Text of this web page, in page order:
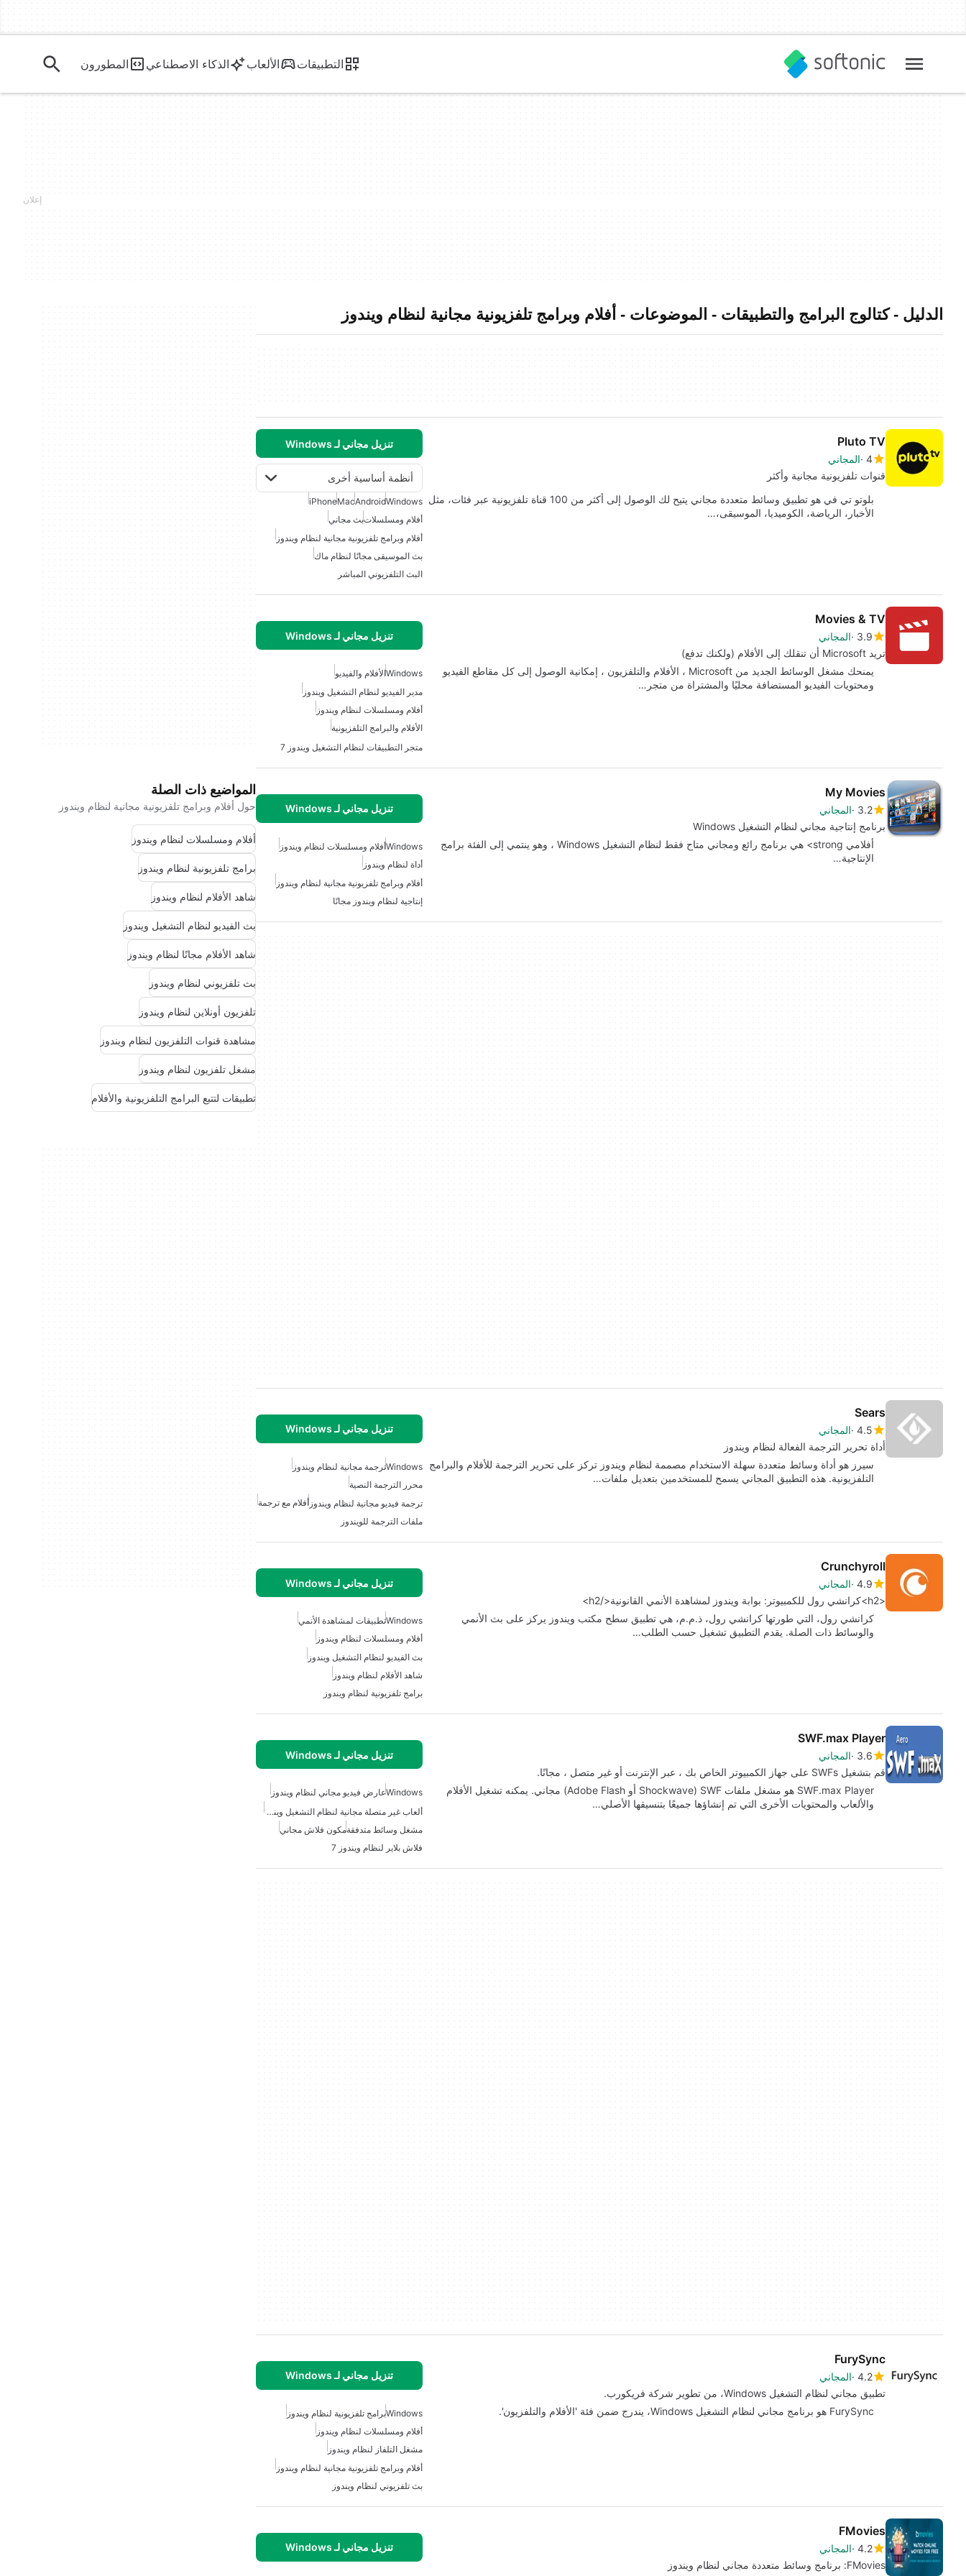
التطبيقات الألعاب الذكاء الاصطناعي المطورون
الدليل - كتالوج البرامج والتطبيقات - الموضوعات - أفلام وبرامج تلفزيونية مجانية لنظام ويندوز
Pluto TV
4 المجاني
قنوات تلفزيونية مجانية وأكثر
تنزيل مجاني لـ Windows
أنظمة أساسية أخرى
بلوتو تي في هو تطبيق وسائط متعددة مجاني يتيح لك الوصول إلى أكثر من 100 قناة تلفزيونية عبر فئات، مثل
الأخبار، الرياضة، الكوميديا، الموسيقى،…
Windows
Android
Mac
iPhone
أفلام ومسلسلاتبث مجاني
أفلام وبرامج تلفزيونية مجانية لنظام ويندوز
بث الموسيقى مجانًا لنظام ماك
البث التلفزيوني المباشر
Movies & TV
3.9 المجاني
تريد Microsoft أن تنقلك إلى الأفلام (ولكنك تدفع)
تنزيل مجاني لـ Windows
يمنحك مشغل الوسائط الجديد من Microsoft ، الأفلام والتلفزيون ، إمكانية الوصول إلى كل مقاطع الفيديو
ومحتويات الفيديو المستضافة محليًا والمشتراة من متجر…
Windowsالأفلام والفيديو
مدير الفيديو لنظام التشغيل ويندوز
أفلام ومسلسلات لنظام ويندوز
الأفلام والبرامج التلفزيونية
متجر التطبيقات لنظام التشغيل ويندوز 7
My Movies
3.2 المجاني
برنامج إنتاجية مجاني لنظام التشغيل Windows
تنزيل مجاني لـ Windows
أفلامي strong> هي برنامج رائع ومجاني متاح فقط لنظام التشغيل Windows ، وهو ينتمي إلى الفئة برامج
الإنتاجية…
Windowsأفلام ومسلسلات لنظام ويندوز
أداة لنظام ويندوز
أفلام وبرامج تلفزيونية مجانية لنظام ويندوز
إنتاجية لنظام ويندوز مجانًا
Sears
4.5 المجاني
أداة تحرير الترجمة الفعالة لنظام ويندوز
تنزيل مجاني لـ Windows
سيرز هو أداة وسائط متعددة سهلة الاستخدام مصممة لنظام ويندوز تركز على تحرير الترجمة للأفلام والبرامج
التلفزيونية. هذه التطبيق المجاني يسمح للمستخدمين بتعديل ملفات…
Windowsترجمة مجانية لنظام ويندوز
محرر الترجمة النصية
ترجمة فيديو مجانية لنظام ويندوز أفلام مع ترجمة
ملفات الترجمة للويندوز
Crunchyroll
4.9 المجاني
<h2>كرانشي رول للكمبيوتر: بوابة ويندوز لمشاهدة الأنمي القانونية</h2>
تنزيل مجاني لـ Windows
كرانشي رول، التي طورتها كرانشي رول، ذ.م.م، هي تطبيق سطح مكتب ويندوز يركز على بث الأنمي
والوسائط ذات الصلة. يقدم التطبيق تشغيل حسب الطلب…
Windowsتطبيقات لمشاهدة الأنمي
أفلام ومسلسلات لنظام ويندوز
بث الفيديو لنظام التشغيل ويندوز
شاهد الأفلام لنظام ويندوز
برامج تلفزيونية لنظام ويندوز
SWF.max Player
3.6 المجاني
قم بتشغيل SWFs على جهاز الكمبيوتر الخاص بك ، عبر الإنترنت أو غير متصل ، مجانًا.
تنزيل مجاني لـ Windows
SWF.max Player هو مشغل ملفات SWF (Shockwave أو Adobe Flash) مجاني. يمكنه تشغيل الأفلام
والألعاب والمحتويات الأخرى التي تم إنشاؤها جميعًا بتنسيقها الأصلي…
Windowsعارض فيديو مجاني لنظام ويندوز
ألعاب غير متصلة مجانية لنظام التشغيل ويندوز 7
مشغل وسائط متدفقةمكون فلاش مجاني
فلاش بلاير لنظام ويندوز 7
FurySync
4.2 المجاني
تطبيق مجاني لنظام التشغيل Windows، من تطوير شركة فريكورب.
تنزيل مجاني لـ Windows
FurySync هو برنامج مجاني لنظام التشغيل Windows، يندرج ضمن فئة 'الأفلام والتلفزيون'. Windowsبرامج تلفزيونية لنظام ويندوز
أفلام ومسلسلات لنظام ويندوز
مشغل التلفاز لنظام ويندوز
أفلام وبرامج تلفزيونية مجانية لنظام ويندوز
بث تلفزيوني لنظام ويندوز
FMovies
4.2 المجاني
FMovies: برنامج وسائط متعددة مجاني لنظام ويندوز
تنزيل مجاني لـ Windows
المواضيع ذات الصلة
حول أفلام وبرامج تلفزيونية مجانية لنظام ويندوز
أفلام ومسلسلات لنظام ويندوز
برامج تلفزيونية لنظام ويندوز
شاهد الأفلام لنظام ويندوز
بث الفيديو لنظام التشغيل ويندوز
شاهد الأفلام مجانًا لنظام ويندوز
بث تلفزيوني لنظام ويندوز
تلفزيون أونلاين لنظام ويندوز
مشاهدة قنوات التلفزيون لنظام ويندوز
مشغل تلفزيون لنظام ويندوز
تطبيقات لتتبع البرامج التلفزيونية والأفلام